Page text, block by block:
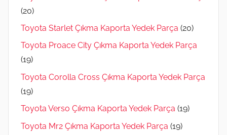
(20)
Toyota Starlet Çıkma Kaporta Yedek Parça (20)
Toyota Proace City Çıkma Kaporta Yedek Parça
(19)
Toyota Corolla Cross Çıkma Kaporta Yedek Parça
(19)
Toyota Verso Çıkma Kaporta Yedek Parça (19)
Toyota Mr2 Çıkma Kaporta Yedek Parça (19)